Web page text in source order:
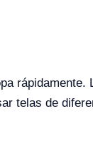
rápidamente.
telas de